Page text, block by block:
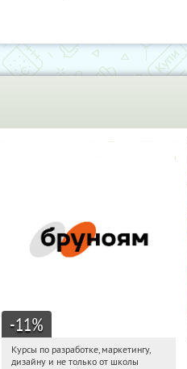
-11%
11:38:08
Получи первым!
Курсы по разработке, маркетингу,
дизайну и не только от школы